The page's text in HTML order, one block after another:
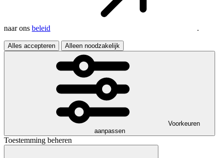
naar ons beleid .
Alles accepteren Alleen noodzakelijk
Voorkeuren
aanpassen
Toestemming beheren